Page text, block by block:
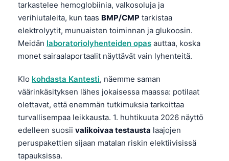
tarkastelee hemoglobiinia, valkosoluja ja
verihiutaleita, kun taas BMP/CMP tarkistaa
elektrolyytit, munuaisten toiminnan ja glukoosin.
Meidän laboratoriolyhenteiden opas auttaa, koska
monet sairaalaportaalit näyttävät vain lyhenteitä.
Klo kohdasta Kantesti, näemme saman
väärinkäsityksen lähes jokaisessa maassa: potilaat
olettavat, että enemmän tutkimuksia tarkoittaa
turvallisempaa leikkausta. 1. huhtikuuta 2026 näyttö
edelleen suosii valikoivaa testausta laajojen
peruspakettien sijaan matalan riskin elektiivisissä
tapauksissa.